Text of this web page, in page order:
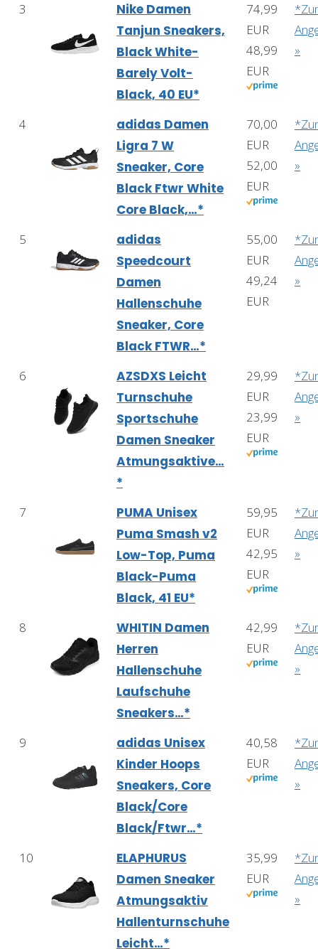
3
Nike Damen
Tanjun Sneakers,
Black White-
Barely Volt-
Black, 40 EU*
74,99
EUR
48,99
EUR
»
4
adidas Damen
Ligra 7 W
Sneaker, Core
Black Ftwr White
Core Black,…*
70,00
EUR
52,00
EUR
»
5
adidas
Speedcourt
Damen
Hallenschuhe
Sneaker, Core
Black FTWR…*
55,00
EUR
49,24
EUR
»
6
AZSDXS Leicht
Turnschuhe
Sportschuhe
Damen Sneaker
Atmungsaktive…
*
29,99
EUR
23,99
EUR
»
7
PUMA Unisex
Puma Smash v2
Low-Top, Puma
Black-Puma
Black, 41 EU*
59,95
EUR
42,95
EUR
»
8
WHITIN Damen
Herren
Hallenschuhe
Laufschuhe
Sneakers…*
42,99
EUR
»
9
adidas Unisex
Kinder Hoops
Sneakers, Core
Black/Core
Black/Ftwr…*
40,58
EUR
»
10
ELAPHURUS
Damen Sneaker
Atmungsaktiv
Hallenturnschuhe
Leicht…*
35,99
EUR
»